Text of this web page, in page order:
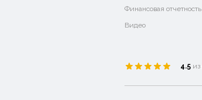
Финансовая отчетность
Видео
4.5 из